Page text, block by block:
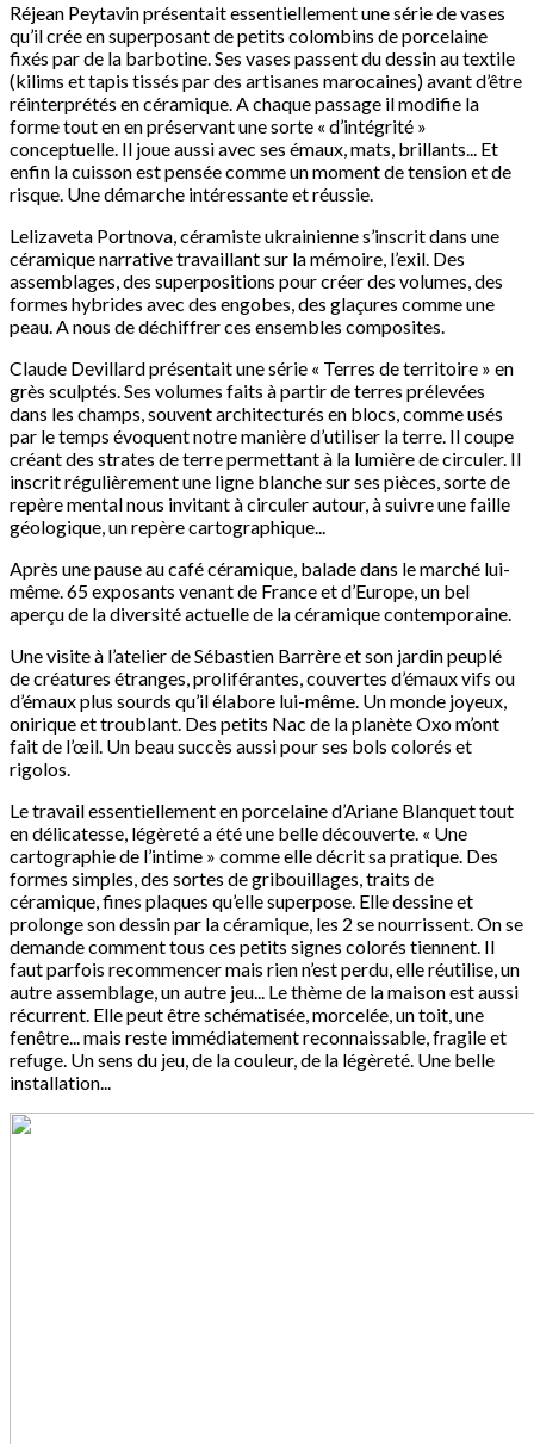
Réjean Peytavin présentait essentiellement une série de vases
qu’il crée en superposant de petits colombins de porcelaine
fixés par de la barbotine. Ses vases passent du dessin au textile
(kilims et tapis tissés par des artisanes marocaines) avant d’être
réinterprétés en céramique. A chaque passage il modifie la
forme tout en en préservant une sorte « d’intégrité »
conceptuelle. Il joue aussi avec ses émaux, mats, brillants... Et
enfin la cuisson est pensée comme un moment de tension et de
risque. Une démarche intéressante et réussie.
Lelizaveta Portnova, céramiste ukrainienne s’inscrit dans une
céramique narrative travaillant sur la mémoire, l’exil. Des
assemblages, des superpositions pour créer des volumes, des
formes hybrides avec des engobes, des glaçures comme une
peau. A nous de déchiffrer ces ensembles composites.
Claude Devillard présentait une série « Terres de territoire » en
grès sculptés. Ses volumes faits à partir de terres prélevées
dans les champs, souvent architecturés en blocs, comme usés
par le temps évoquent notre manière d’utiliser la terre. Il coupe
créant des strates de terre permettant à la lumière de circuler. Il
inscrit régulièrement une ligne blanche sur ses pièces, sorte de
repère mental nous invitant à circuler autour, à suivre une faille
géologique, un repère cartographique...
Après une pause au café céramique, balade dans le marché lui-
même. 65 exposants venant de France et d’Europe, un bel
aperçu de la diversité actuelle de la céramique contemporaine.
Une visite à l’atelier de Sébastien Barrère et son jardin peuplé
de créatures étranges, proliférantes, couvertes d’émaux vifs ou
d’émaux plus sourds qu’il élabore lui-même. Un monde joyeux,
onirique et troublant. Des petits Nac de la planète Oxo m’ont
fait de l’œil. Un beau succès aussi pour ses bols colorés et
rigolos.
Le travail essentiellement en porcelaine d’Ariane Blanquet tout
en délicatesse, légèreté a été une belle découverte. « Une
cartographie de l’intime » comme elle décrit sa pratique. Des
formes simples, des sortes de gribouillages, traits de
céramique, fines plaques qu’elle superpose. Elle dessine et
prolonge son dessin par la céramique, les 2 se nourrissent. On se
demande comment tous ces petits signes colorés tiennent. Il
faut parfois recommencer mais rien n’est perdu, elle réutilise, un
autre assemblage, un autre jeu... Le thème de la maison est aussi
récurrent. Elle peut être schématisée, morcelée, un toit, une
fenêtre... mais reste immédiatement reconnaissable, fragile et
refuge. Un sens du jeu, de la couleur, de la légèreté. Une belle
installation...